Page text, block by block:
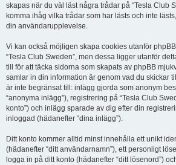
skapas när du väl läst några trådar på “Tesla Club
komma ihåg vilka trådar som har lästs och inte
din användarupplevelse.
Vi kan också möjligen skapa cookies utanför
“Tesla Club Sweden”, men dessa ligger utanför
till för att täcka sidorna som skapats av phpBB
samlar in din information är genom vad du skickar
är inte begränsat till: inlägg gjorda som anonym
“anonyma inlägg”), registrering på “Tesla Club
konto”) och inlägg sparade av dig efter din
inloggad (hädanefter “dina inlägg”).
Ditt konto kommer alltid minst innehålla ett unikt
(hädanefter “ditt användarnamn”), ett personligt
logga in på ditt konto (hädanefter “ditt lösenord”)